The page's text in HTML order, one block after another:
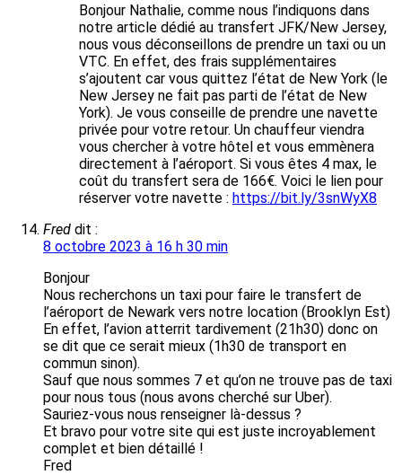
Bonjour Nathalie, comme nous l’indiquons dans
notre article dédié au transfert JFK/New Jersey,
nous vous déconseillons de prendre un taxi ou un
VTC. En effet, des frais supplémentaires
s’ajoutent car vous quittez l’état de New York (le
New Jersey ne fait pas parti de l’état de New
York). Je vous conseille de prendre une navette
privée pour votre retour. Un chauffeur viendra
vous chercher à votre hôtel et vous emmènera
directement à l’aéroport. Si vous êtes 4 max, le
coût du transfert sera de 166€. Voici le lien pour
réserver votre navette : https://bit.ly/3snWyX8
Fred dit :
8 octobre 2023 à 16 h 30 min
Bonjour
Nous recherchons un taxi pour faire le transfert de
l’aéroport de Newark vers notre location (Brooklyn Est)
En effet, l’avion atterrit tardivement (21h30) donc on
se dit que ce serait mieux (1h30 de transport en
commun sinon).
Sauf que nous sommes 7 et qu’on ne trouve pas de taxi
pour nous tous (nous avons cherché sur Uber).
Sauriez-vous nous renseigner là-dessus ?
Et bravo pour votre site qui est juste incroyablement
complet et bien détaillé !
Fred